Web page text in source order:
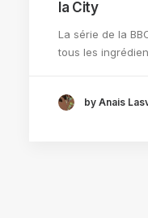
la City
La série de la
tous les
by Anais